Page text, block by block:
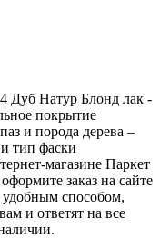
Дуб Натур Блонд лак -
покрытие
и порода дерева –
тип фаски
магазине Паркет
заказ на сайте
способом,
и ответят на все